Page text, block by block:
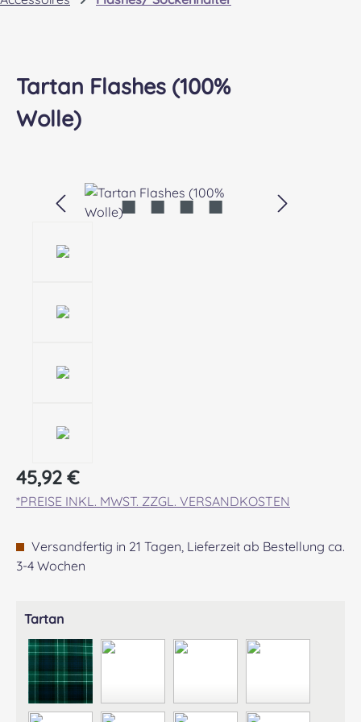
Tartan Flashes (100%
Wolle)
Bildergalerie überspringen
Regulärer Preis:
45,92 €
*PREISE INKL. MWST. ZZGL. VERSANDKOSTEN
Versandfertig in 21 Tagen, Lieferzeit ab Bestellung ca.
3-4 Wochen
Tartanauswählen
ABERCROMBIE MODERN
ABERDEEN MODERNAGNEW ANCIENTANDERSON